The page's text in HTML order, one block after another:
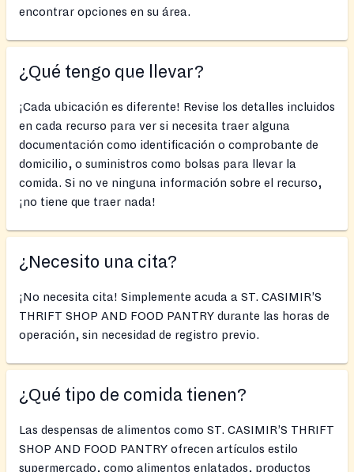
encontrar opciones en su área.
¿Qué tengo que llevar?
¡Cada ubicación es diferente! Revise los detalles incluidos
en cada recurso para ver si necesita traer alguna
documentación como identificación o comprobante de
domicilio, o suministros como bolsas para llevar la
comida. Si no ve ninguna información sobre el recurso,
¡no tiene que traer nada!
¿Necesito una cita?
¡No necesita cita! Simplemente acuda a ST. CASIMIR’S
THRIFT SHOP AND FOOD PANTRY durante las horas de
operación, sin necesidad de registro previo.
¿Qué tipo de comida tienen?
Las despensas de alimentos como ST. CASIMIR’S THRIFT
SHOP AND FOOD PANTRY ofrecen artículos estilo
supermercado, como alimentos enlatados, productos